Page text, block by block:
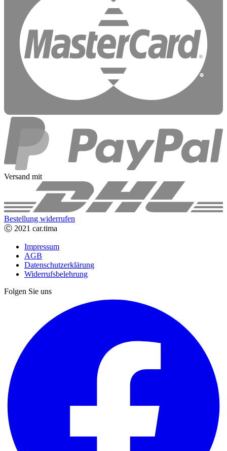
Versand mit
Bestellung widerrufen
Ⓒ 2021 car.tima
Impressum
AGB
Datenschutzerklärung
Widerrufsbelehrung
Folgen Sie uns